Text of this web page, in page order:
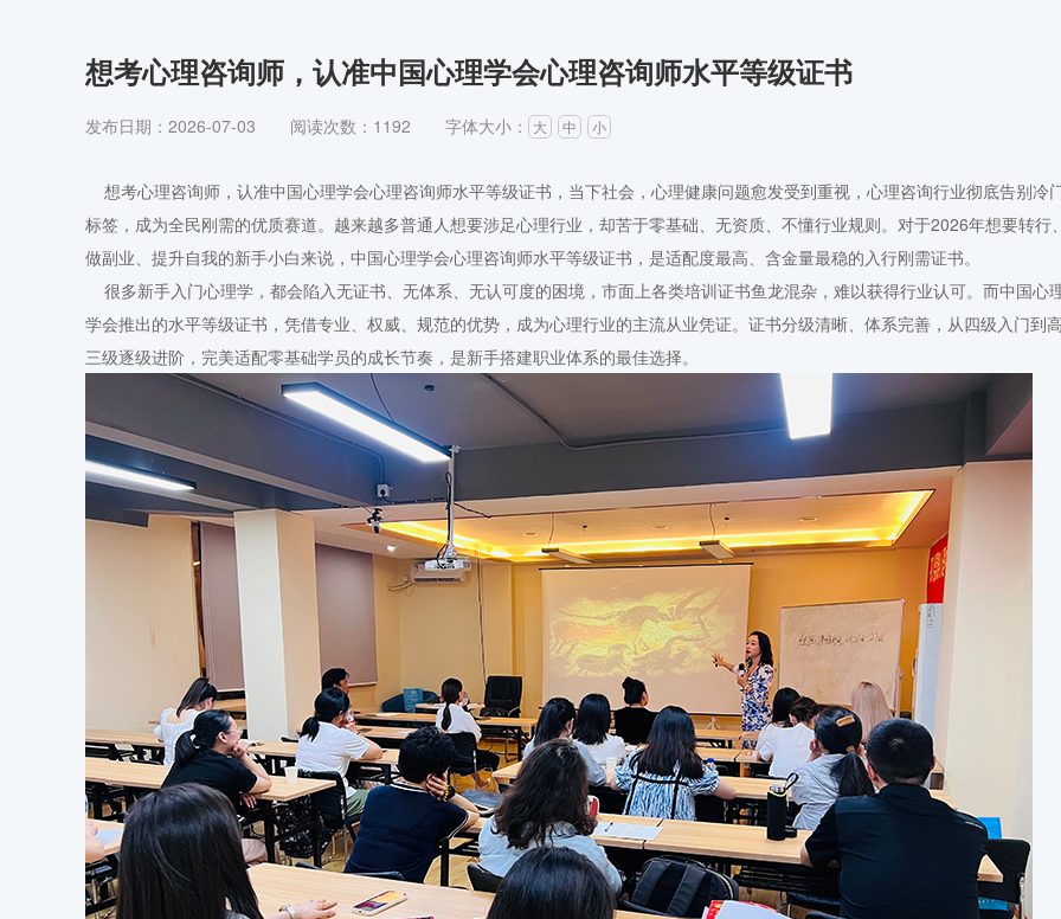
想考心理咨询师，认准中国心理学会心理咨询师水平等级证书
发布日期：2026-07-03 阅读次数：1192 字体大小： 大 中 小
想考心理咨询师，认准中国心理学会心理咨询师水平等级证书，当下社会，心理健康问题愈发受到重视，心理咨询行业彻底告别冷
标签，成为全民刚需的优质赛道。越来越多普通人想要涉足心理行业，却苦于零基础、无资质、不懂行业规则。对于2026年想要转行、
做副业、提升自我的新手小白来说，中国心理学会心理咨询师水平等级证书，是适配度最高、含金量最稳的入行刚需证书。
很多新手入门心理学，都会陷入无证书、无体系、无认可度的困境，市面上各类培训证书鱼龙混杂，难以获得行业认可。而中国心
学会推出的水平等级证书，凭借专业、权威、规范的优势，成为心理行业的主流从业凭证。证书分级清晰、体系完善，从四级入门到
三级逐级进阶，完美适配零基础学员的成长节奏，是新手搭建职业体系的最佳选择。